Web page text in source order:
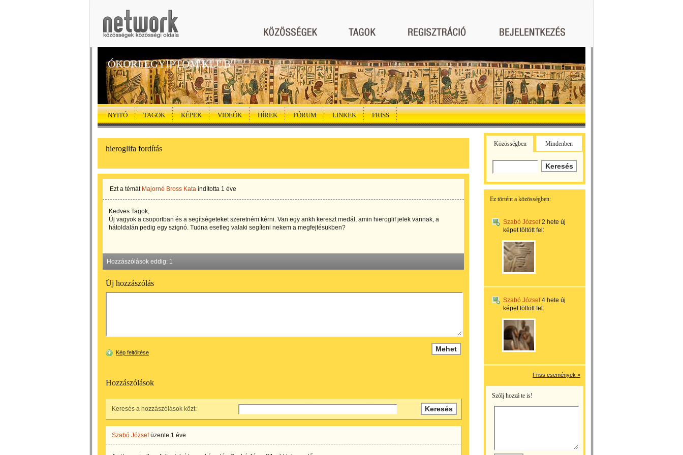
ÓKORI EGYIPTOM KLUB
NYITÓ TAGOK KÉPEK VIDEÓK HÍREK FÓRUM LINKEK FRISS
hieroglifa fordítás
Ezt a témát Majorné Bross Kata indította 1 éve
Kedves Tagok,
Új vagyok a csoportban és a segítségeteket szeretném kérni. Van egy ankh kereszt medál, amin hieroglif jelek vannak, a
hátoldalán pedig egy szignó. Tudna esetleg valaki segíteni nekem a megfejtésükben?
Hozzászólások eddig: 1
Új hozzászólás
Kép feltöltése
Hozzászólások
Keresés a hozzászólások közt:
Szabó Józsefüzente 1 éve
Közösségben Mindenben
Ez történt a közösségben:
Szabó József 2 hete új
képet töltött fel:
Szabó József 4 hete új
képet töltött fel:
Friss események »
Szólj hozzá te is!